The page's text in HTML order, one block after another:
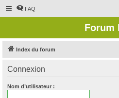
FAQ
Forum
Index du forum
Connexion
Nom d’utilisateur :